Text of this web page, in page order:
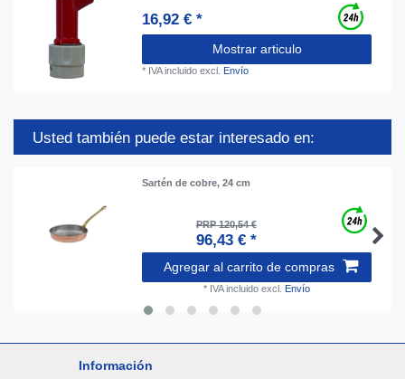
16,92 € *
Mostrar articulo
* IVA incluido excl. Envío
Usted también puede estar interesado en:
Sartén de cobre, 24 cm
PRP 120,54 €
96,43 € *
Agregar al carrito de compras
* IVA incluido excl. Envío
Información